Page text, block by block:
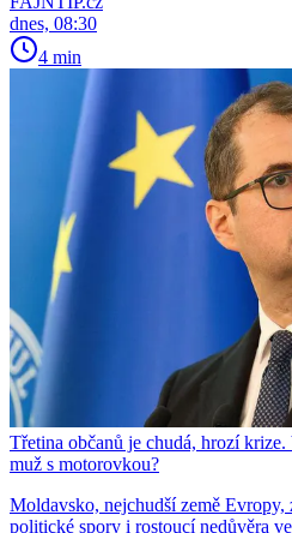
dnes, 08:30
4 min
Třetina občanů je chudá, hrozí
muž s motorovkou?
Moldavsko, nejchudší země Evropy,
politické spory i rostoucí nedůvěra